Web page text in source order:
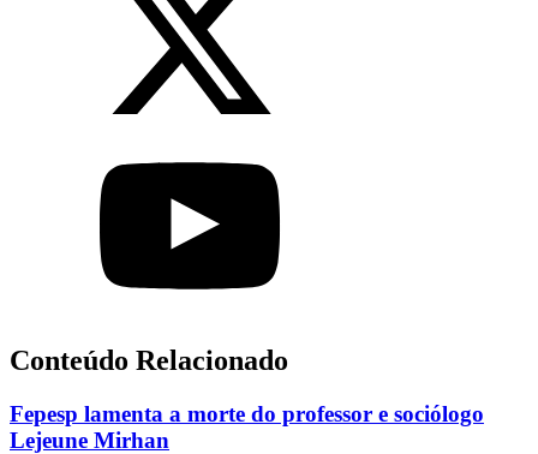
Conteúdo Relacionado
Fepesp lamenta a morte do professor e sociólogo
Lejeune Mirhan